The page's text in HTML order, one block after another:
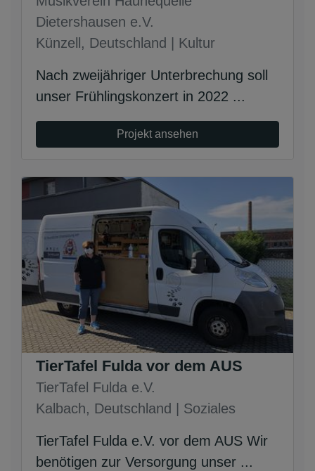
Dietershausen e.V.
Künzell, Deutschland | Kultur
Nach zweijähriger Unterbrechung soll
unser Frühlingskonzert in 2022 ...
Projekt ansehen
TierTafel Fulda vor dem AUS
TierTafel Fulda e.V.
Kalbach, Deutschland | Soziales
TierTafel Fulda e.V. vor dem AUS Wir
benötigen zur Versorgung unser ...